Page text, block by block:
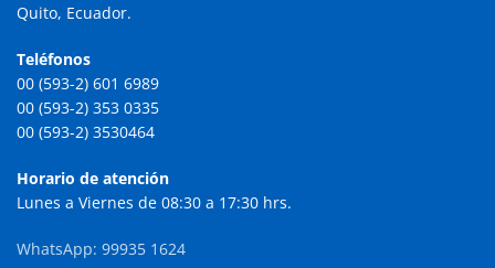
Quito, Ecuador.
Teléfonos
00 (593-2) 601 6989
00 (593-2) 353 0335
00 (593-2) 3530464
Horario de atención
Lunes a Viernes de 08:30 a 17:30 hrs.
WhatsApp: 99935 1624